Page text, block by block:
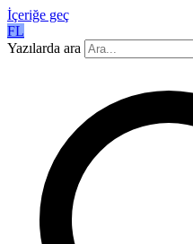
İçeriğe geç
FL
Yazılarda ara